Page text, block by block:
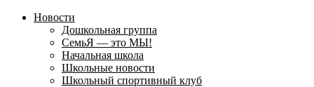
Новости
Дошкольная группа
СемьЯ — это МЫ!
Начальная школа
Школьные новости
Школьный спортивный клуб